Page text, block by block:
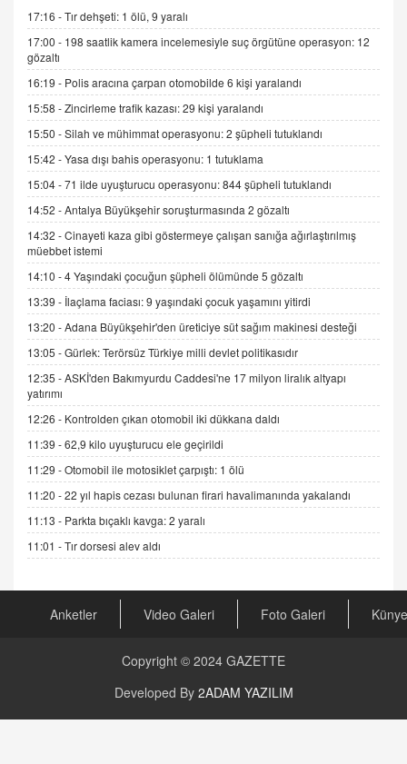
gelişimi
15.09.2025 16:17
SEHER EREK
Kış Ayları Geldi, Hangi Önlemler Alınmalı?
9.12.2025 10:11
İNCİ GÜL AKÖL
Trump Keşke Adana'yı da Ziyaret Etse...
06.07.2026 13:00
ADEM AKÖL
Esed Destekçilerinin Yüzüne Vurulan Şamar:
Sednaya
11.12.2024 12:30
DR. EKREM ASLAN
Gerçek Ne, Algı Ne? "Beraber Yürüyoruz"
Cümlesinin Peşinden
GÖNÜL MENEKŞE
Şifacının Yolu
04.11.2025 12:56
AV. RÜMEYSA ÖZKALE
Kira Uyuşmazlıklarında Dava Açmadan Önce
Arabulucuya Başvuru Şartı
CAN UĞURATEŞ
Değişen yapısıyla Suriye
16.12.2024 14:16
GÜNLÜK BURÇ YORUMU
Günlük Burç Yorumu | 22 Kasım 2024: Koç,
17:16 -Tır dehşeti: 1 ölü, 9 yaralı
17:00 - 198 saatlik kamera incelemesiyle suç örgütüne operasyon: 12
gözaltı
16:19 - Polis aracına çarpan otomobilde 6 kişi yaralandı
15:58 -Zincirleme trafik kazası: 29 kişi yaralandı
15:50 -Silah ve mühimmat operasyonu: 2 şüpheli tutuklandı
15:42 -Yasa dışı bahis operasyonu: 1 tutuklama
15:04 -71 ilde uyuşturucu operasyonu: 844 şüpheli tutuklandı
14:52 -Antalya Büyükşehir soruşturmasında 2 gözaltı
14:32 -Cinayeti kaza gibi göstermeye çalışan sanığa ağırlaştırılmış
müebbet istemi
14:10 -4 Yaşındaki çocuğun şüpheli ölümünde 5 gözaltı
13:39 - İlaçlama faciası: 9 yaşındaki çocuk yaşamını yitirdi
13:20 -Adana Büyükşehir'den üreticiye süt sağım makinesi desteği
13:05 -Gürlek: Terörsüz Türkiye milli devlet politikasıdır
12:35 -ASKİ'den Bakımyurdu Caddesi'ne 17 milyon liralık altyapı
yatırımı
12:26 - Kontrolden çıkan otomobil iki dükkana daldı
11:39 -62,9 kilo uyuşturucu ele geçirildi
11:29 -Otomobil ile motosiklet çarpıştı: 1 ölü
11:20 -22 yıl hapis cezası bulunan firari havalimanında yakalandı
11:13 - Parkta bıçaklı kavga: 2 yaralı
11:01 -Tır dorsesi alev aldı
Anketler Video Galeri Foto Galeri Künye
Copyright © 2024 GAZETTE
Developed By 2ADAM YAZILIM